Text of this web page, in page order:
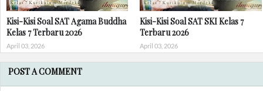
Kisi-Kisi Soal SAT Agama Buddha
Kelas 7 Terbaru 2026
April 03, 2026
Kisi-Kisi Soal SAT SKI Kelas 7
Terbaru 2026
April 03, 2026
POST A COMMENT